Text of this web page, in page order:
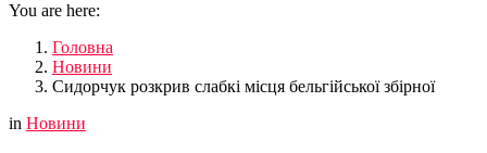
You are here:
Головна
Новини
Сидорчук розкрив слабкі місця бельгійської збірної
in Новини